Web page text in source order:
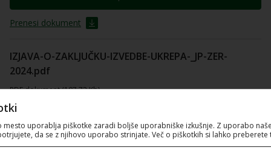
Prenesi dokument
IZJAVA-O-ZAKLJUČKU-IZVEDBE-UKREPA-_JP-ZER-
2024.pdf
PDF dokument (107.73 Kb)
Prenesi dokument
mesto uporablja piškotke zaradi boljše uporabniške izkušnje. Z uporabo
da se z njihovo uporabo strinjate. Več o piškotkih si lahko preberete